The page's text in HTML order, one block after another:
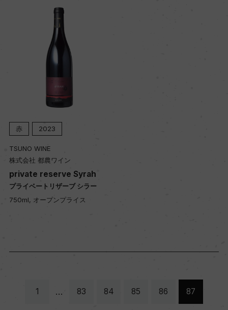
赤 2023
TSUNO WINE
株式会社 都農ワイン
private reserve Syrah
プライベートリザーブ シラー
750ml, オープンプライス
1 … 83 84 85 86 87